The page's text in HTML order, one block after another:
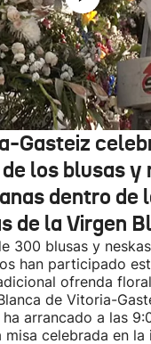
Gasteiz
los blusas y
dentro de
de la Virgen
300 blusas y neskas
han participado
ofrenda
de Vitoria-
arrancado a las
misa celebrada en la